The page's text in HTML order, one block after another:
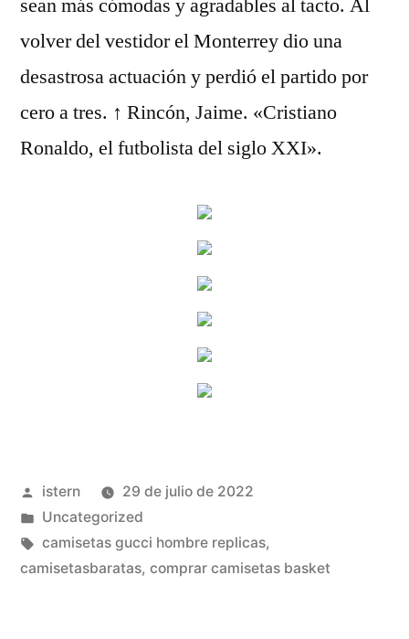
sean más cómodas y agradables al tacto. Al
volver del vestidor el Monterrey dio una
desastrosa actuación y perdió el partido por
cero a tres. ↑ Rincón, Jaime. «Cristiano
Ronaldo, el futbolista del siglo XXI».
Publicado
por
istern
29 de julio de 2022
Publicado
en
Uncategorized
Etiquetas:
camisetas gucci hombre replicas,
camisetasbaratas, comprar camisetas basket